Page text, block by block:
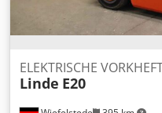
Tussen 08:00 en 18:00
uur. TRANSPORT:
ELEKTRISCHE
Linde E20